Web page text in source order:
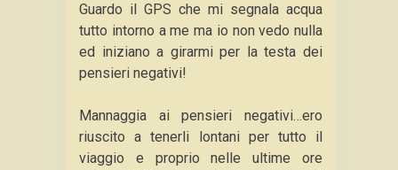
Guardo il GPS che mi segnala acqua
tutto intorno a me ma io non vedo nulla
ed iniziano a girarmi per la testa dei
pensieri negativi!
Mannaggia ai pensieri negativi…ero
riuscito a tenerli lontani per tutto il
viaggio e proprio nelle ultime ore